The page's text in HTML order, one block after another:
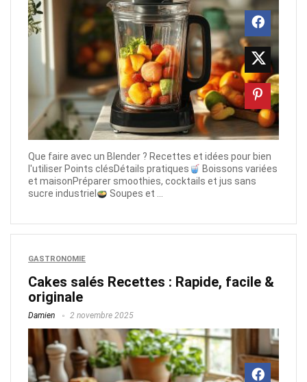
Que faire avec un Blender ? Recettes et idées pour bien
l'utiliser Points clésDétails pratiques
Boissons variées
et maisonPréparer smoothies, cocktails et jus sans
sucre industriel
Soupes et ...
GASTRONOMIE
Cakes salés Recettes : Rapide, facile &
originale
Damien 2 novembre 2025